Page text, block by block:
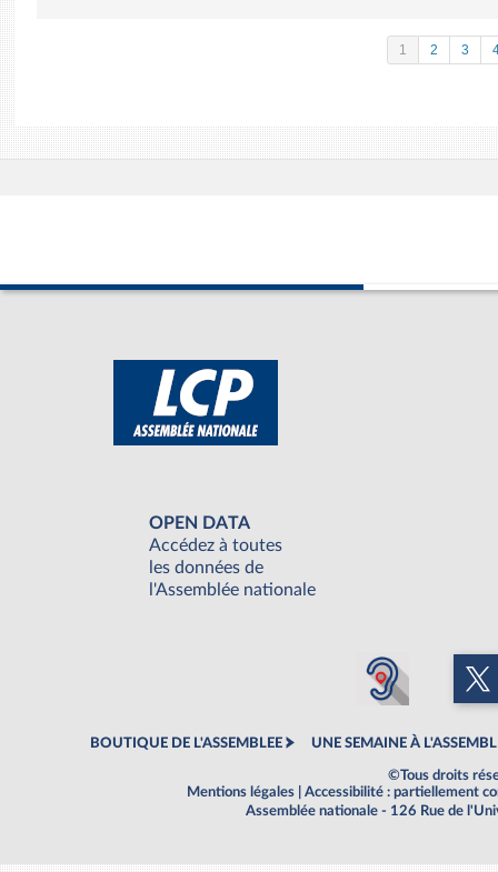
1 2 3
OPEN DATA
Accédez à toutes
les données de
l'Assemblée nationale
BOUTIQUE DE L'ASSEMBLEE UNE SEMAINE À
©Tous droits
Mentions légales
Accessibilité : partiellement
Assemblée nationale - 126 Rue de